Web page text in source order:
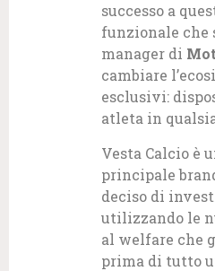
successo a
funzionale che
manager di
cambiare
esclusivi:
atleta in
Vesta Calcio è
principale
deciso di
utilizzando le
al welfare che
prima di tutto